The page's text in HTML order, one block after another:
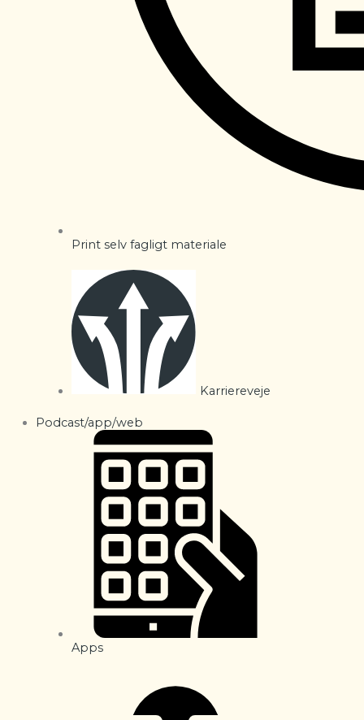
Print selv fagligt materiale
Karriereveje
Podcast/app/web
Apps